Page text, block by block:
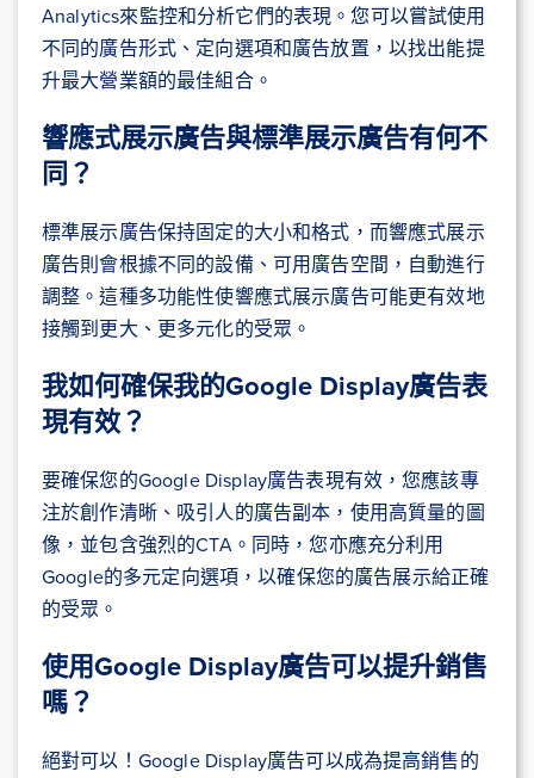
Analytics來監控和分析它們的表現。您可以嘗試使用
不同的廣告形式、定向選項和廣告放置，以找出能提
升最大營業額的最佳組合。
響應式展示廣告與標準展示廣告有何不
同？
標準展示廣告保持固定的大小和格式，而響應式展示
廣告則會根據不同的設備、可用廣告空間，自動進行
調整。這種多功能性使響應式展示廣告可能更有效地
接觸到更大、更多元化的受眾。
我如何確保我的Google Display廣告表
現有效？
要確保您的Google Display廣告表現有效，您應該專
注於創作清晰、吸引人的廣告副本，使用高質量的圖
像，並包含強烈的CTA。同時，您亦應充分利用
Google的多元定向選項，以確保您的廣告展示給正確
的受眾。
使用Google Display廣告可以提升銷售
嗎？
絕對可以！Google Display廣告可以成為提高銷售的